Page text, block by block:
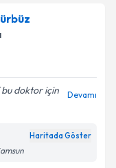
bu doktor için
Devamı
Haritada Göster